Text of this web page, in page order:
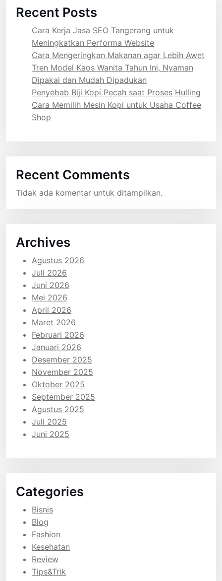
Recent Posts
Cara Kerja Jasa SEO Tangerang untuk
Meningkatkan Performa Website
Cara Mengeringkan Makanan agar Lebih Awet
Tren Model Kaos Wanita Tahun Ini, Nyaman
Dipakai dan Mudah Dipadukan
Penyebab Biji Kopi Pecah saat Proses Hulling
Cara Memilih Mesin Kopi untuk Usaha Coffee
Shop
Recent Comments
Tidak ada komentar untuk ditampilkan.
Archives
Agustus 2026
Juli 2026
Juni 2026
Mei 2026
April 2026
Maret 2026
Februari 2026
Januari 2026
Desember 2025
November 2025
Oktober 2025
September 2025
Agustus 2025
Juli 2025
Juni 2025
Categories
Bisnis
Blog
Fashion
Kesehatan
Review
Tips&Trik